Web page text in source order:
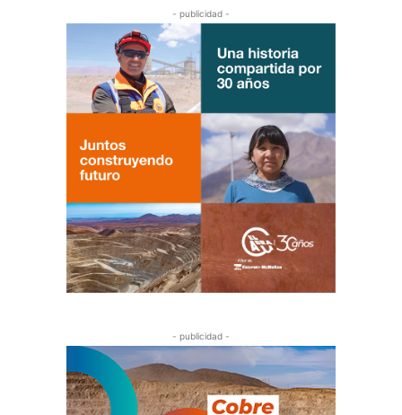
- publicidad -
- publicidad -